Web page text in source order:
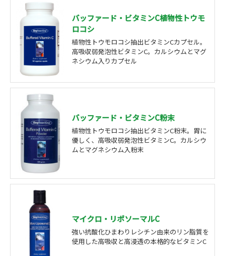
バッファード・ビタミンC植物性トウモ
ロコシ
植物性トウモロコシ抽出ビタミンCカプセル。
高吸収弱発泡性ビタミンC。カルシウムとマグ
ネシウム入りカプセル
バッファード・ビタミンC粉末
植物性トウモロコシ抽出ビタミンC粉末。胃に
優しく、高吸収弱発泡性ビタミンC。カルシウ
ムとマグネシウム入粉末
マイクロ・リポソーマルC
強い抗酸化ひまわりレシチン由来のリン脂質を
使用した高吸収と高浸透の本格的なビタミンC